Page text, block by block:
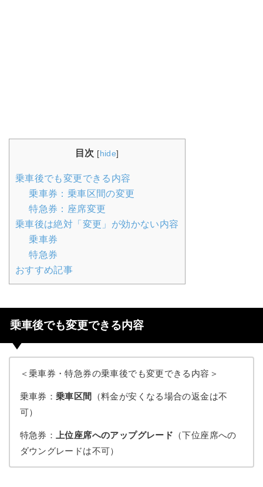
目次 [hide]
乗車後でも変更できる内容
乗車券：乗車区間の変更
特急券：座席変更
乗車後は絶対「変更」が効かない内容
乗車券
特急券
おすすめ記事
乗車後でも変更できる内容
＜乗車券・特急券の乗車後でも変更できる内容＞
乗車券：乗車区間
（料金が安くなる場合の返金は不
可）
特急券： 上位座席へのアップグレード （下位座席への
ダウングレードは不可）